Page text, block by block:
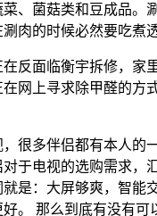
、菌菇类和豆成品。
肉的时候必然要吃煮
面临衡宇拆修，家
网上寻求除甲醛的方
多伴侣都有本人的一
于电视的选购需求，
是：大屏够爽，智能
。 那么到底有没有可